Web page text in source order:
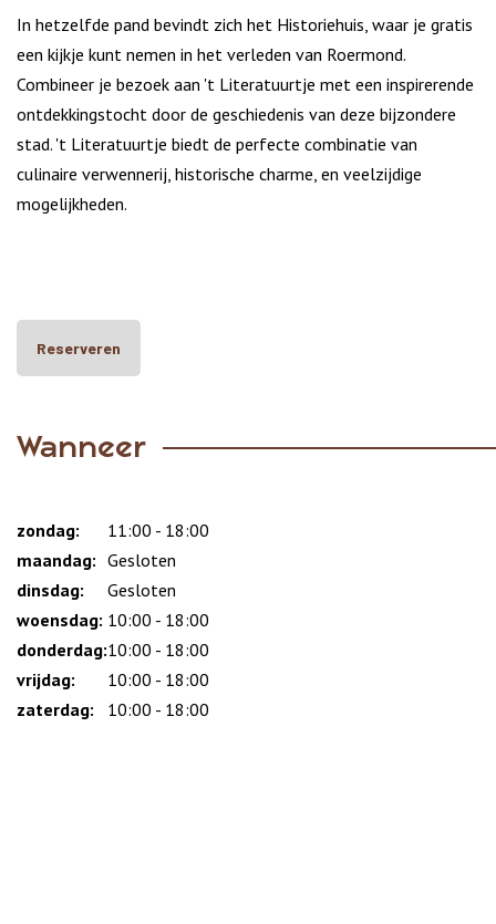
In hetzelfde pand bevindt zich het Historiehuis, waar je gratis
een kijkje kunt nemen in het verleden van Roermond.
Combineer je bezoek aan 't Literatuurtje met een inspirerende
ontdekkingstocht door de geschiedenis van deze bijzondere
stad. 't Literatuurtje biedt de perfecte combinatie van
culinaire verwennerij, historische charme, en veelzijdige
mogelijkheden.
Reserveren
Wanneer
Dag
Time
slot
Reactie
zondag:
11:00 - 18:00
maandag: Gesloten
dinsdag:
Gesloten
woensdag: 10:00 - 18:00
donderdag:10:00 - 18:00
vrijdag:
10:00 - 18:00
zaterdag:
10:00 - 18:00